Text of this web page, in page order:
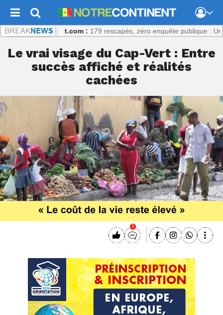
: 179 rescapés, zéro enquête publique : Un
Le vrai visage du Cap-Vert : Entre
succès affiché et réalités
cachées
2